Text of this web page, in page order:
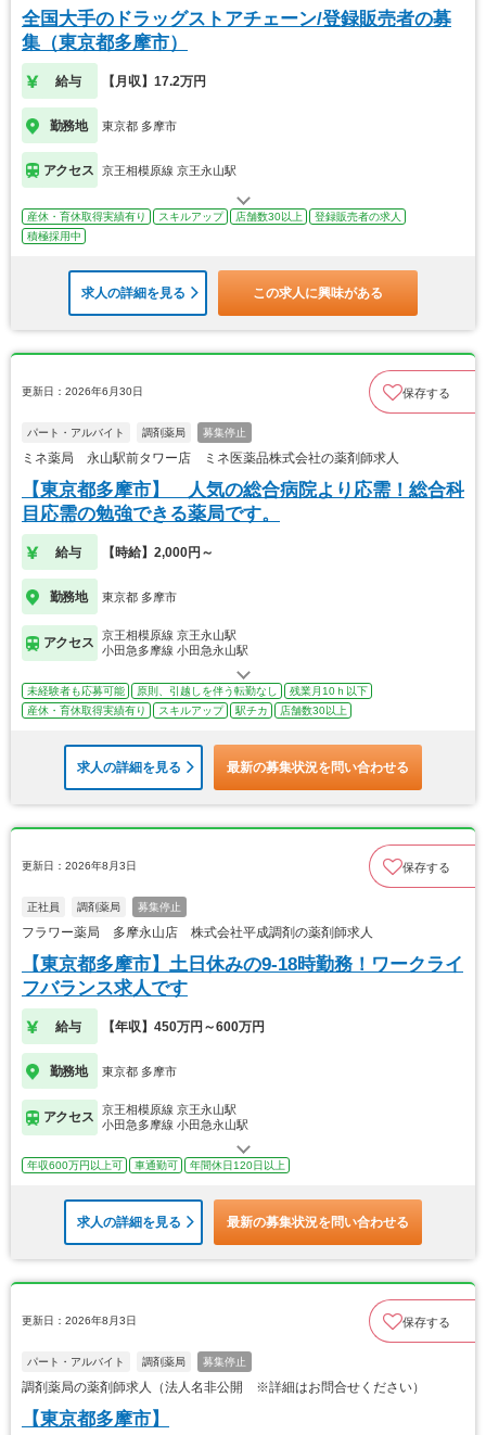
全国大手のドラッグストアチェーン/登録販売者の募
集（東京都多摩市）
給与 【月収】17.2万円
勤務地 東京都 多摩市
アクセス 京王相模原線 京王永山駅
産休・育休取得実績有り スキルアップ 店舗数30以上
登録販売者の求人
積極採用中
求人の詳細を見る この求人に興味がある
更新日：2026年6月30日 保存する
パート・アルバイト 調剤薬局 募集停止
ミネ薬局 永山駅前タワー店 ミネ医薬品株式会社の薬剤師求人
【東京都多摩市】 人気の総合病院より応需！総合科
目応需の勉強できる薬局です。
給与 【時給】2,000円～
勤務地 東京都 多摩市
アクセス
京王相模原線 京王永山駅
小田急多摩線 小田急永山駅
未経験者も応募可能 原則、引越しを伴う転勤なし
残業月10ｈ以下
産休・育休取得実績有り
スキルアップ 駅チカ 店舗数30以上
求人の詳細を見る 最新の募集状況を問い合わせる
更新日：2026年8月3日 保存する
正社員 調剤薬局 募集停止
フラワー薬局 多摩永山店 株式会社平成調剤の薬剤師求人
【東京都多摩市】土日休みの9-18時勤務！ワークライ
フバランス求人です
給与 【年収】450万円～600万円
勤務地 東京都 多摩市
アクセス
京王相模原線 京王永山駅
小田急多摩線 小田急永山駅
年収600万円以上可 車通勤可 年間休日120日以上
求人の詳細を見る 最新の募集状況を問い合わせる
更新日：2026年8月3日 保存する
パート・アルバイト 調剤薬局 募集停止
調剤薬局の薬剤師求人（法人名非公開 ※詳細はお問合せください）
【東京都多摩市】